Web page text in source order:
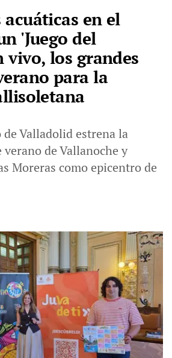
en el
'Juego del
vivo, los grandes
para la
Valladolid estrena la
de Vallanoche y
Moreras como epicentro de